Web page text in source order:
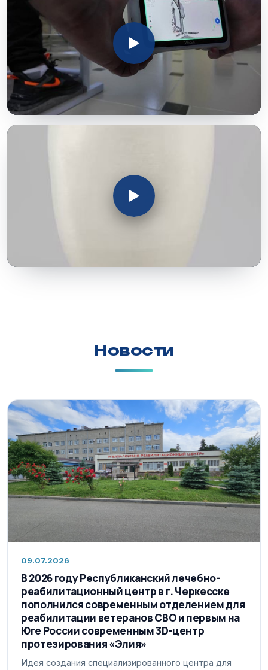
Новости
09.07.2026
В 2026 году Республиканский лечебно-
реабилитационный центр в г. Черкесске
пополнился современным отделением для
реабилитации ветеранов СВО и первым на
Юге России современным 3D-центр
протезирования «Элия»
Идея создания специализированного центра для